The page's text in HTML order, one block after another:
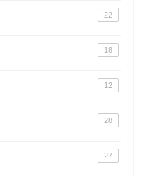
22
18
12
28
27